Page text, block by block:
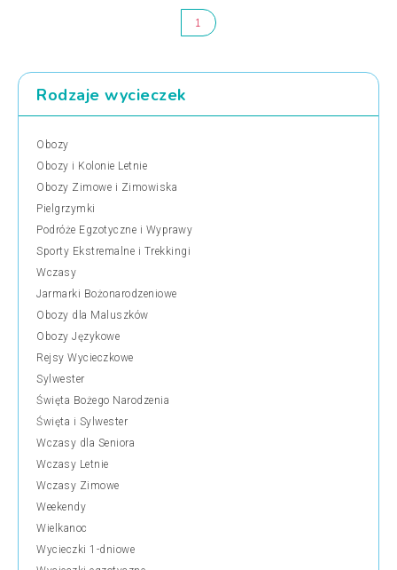
1
Rodzaje wycieczek
Obozy
Obozy i Kolonie Letnie
Obozy Zimowe i Zimowiska
Pielgrzymki
Podróże Egzotyczne i Wyprawy
Sporty Ekstremalne i Trekkingi
Wczasy
Jarmarki Bożonarodzeniowe
Obozy dla Maluszków
Obozy Językowe
Rejsy Wycieczkowe
Sylwester
Święta Bożego Narodzenia
Święta i Sylwester
Wczasy dla Seniora
Wczasy Letnie
Wczasy Zimowe
Weekendy
Wielkanoc
Wycieczki 1-dniowe